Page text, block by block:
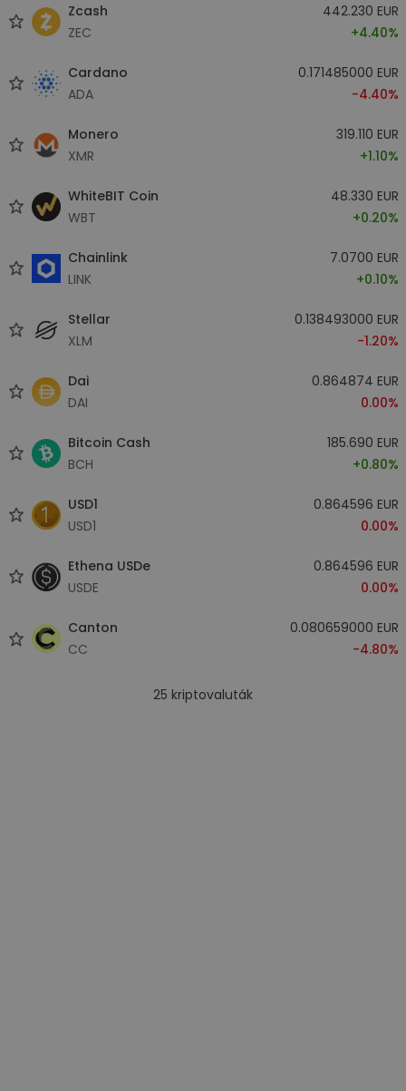
Zcash
ZEC
442.230 EUR
+4.40%
Cardano
ADA
0.171485000 EUR
-4.40%
Monero
XMR
319.110 EUR
+1.10%
WhiteBIT Coin
WBT
48.330 EUR
+0.20%
Chainlink
LINK
7.0700 EUR
+0.10%
Stellar
XLM
0.138493000 EUR
-1.20%
Dai
DAI
0.864874 EUR
0.00%
Bitcoin Cash
BCH
185.690 EUR
+0.80%
USD1
USD1
0.864596 EUR
0.00%
Ethena USDe
USDE
0.864596 EUR
0.00%
Canton
CC
0.080659000 EUR
-4.80%
25 kriptovaluták